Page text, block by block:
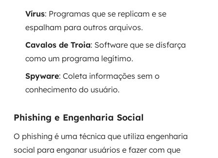
Vírus: Programas que se replicam e se
espalham para outros arquivos.
Cavalos de Troia: Software que se disfarça
como um programa legítimo.
Spyware: Coleta informações sem o
conhecimento do usuário.
Phishing e Engenharia Social
O phishing é uma técnica que utiliza engenharia
social para enganar usuários e fazer com que